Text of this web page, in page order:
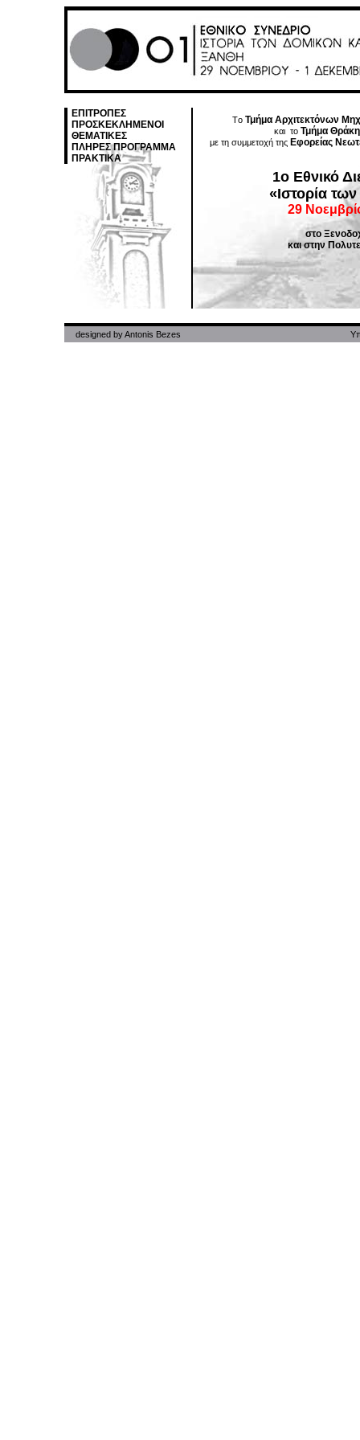
ΕΠΙΤΡΟΠΕΣ
ΠΡΟΣΚΕΚΛΗΜΕΝΟΙ
ΘΕΜΑΤΙΚΕΣ
ΠΛΗΡΕΣ ΠΡΟΓΡΑΜΜΑ
ΠΡΑΚΤΙΚΑ
TοΤμήμα Αρχιτεκτόνων
και το Τμήμα
με τη συμμετοχή της Εφορείας
1ο Εθνικό
«Ιστορία
29
στο
και στην
designed byAntonis Bezes